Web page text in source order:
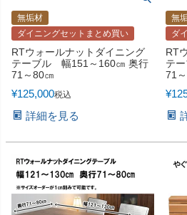
無垢材
ダイニングセットまとめ買い
RTウォールナットダイニング
テーブル 幅151～160㎝ 奥行
71～80㎝
¥125,000税込
詳細を見る
無
ダ
RT
テ
71
¥